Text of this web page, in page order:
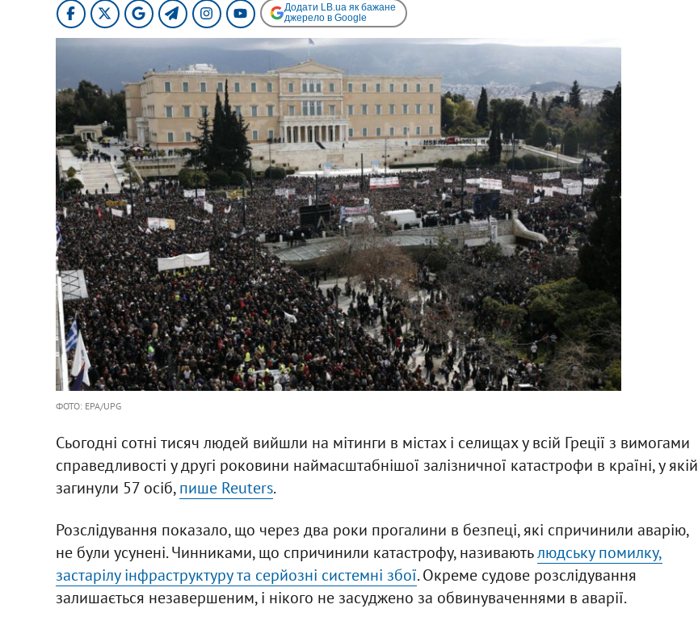
Додати LB.ua як бажане
джерело в Google
ФОТО: EPA/UPG
Сьогодні сотні тисяч людей вийшли на мітинги в містах і селищах у всій Греції з вимогами
справедливості у другі роковини наймасштабнішої залізничної катастрофи в країні, у якій
загинули 57 осіб,пише Reuters.
Розслідування показало, що через два роки прогалини в безпеці, які спричинили аварію,
не були усунені. Чинниками, що спричинили катастрофу, називаютьлюдську помилку,
застарілу інфраструктуру та серйозні системні збої. Окреме судове розслідування
залишається незавершеним, і нікого не засуджено за обвинуваченнями в аварії.